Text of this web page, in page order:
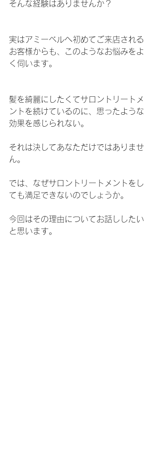
そんな経験はありませんか？
実はアミーベルへ初めてご来店される
お客様からも、このようなお悩みをよ
く伺います。
髪を綺麗にしたくてサロントリートメ
ントを続けているのに、思ったような
効果を感じられない。
それは決してあなただけではありませ
ん。
では、なぜサロントリートメントをし
ても満足できないのでしょうか。
今回はその理由についてお話ししたい
と思います。